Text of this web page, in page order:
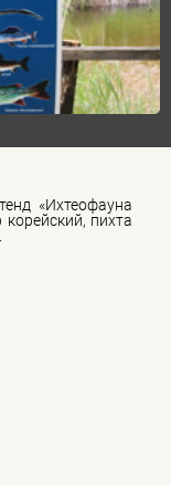
«Ихтеофауна
корейский, пихта